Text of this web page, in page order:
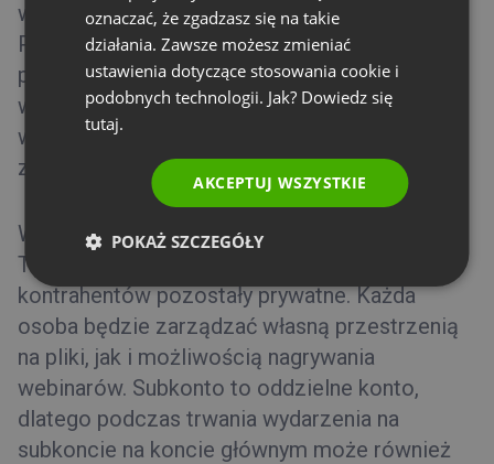
wydarzenia z poziomu Twojego konta.
Pamiętaj jednak, że ta opcja zezwala na
prowadzenie webinaru tylko jednej osobie
w tym samym czasie. Aby móc organizować
więcej wydarzeń o tej samej godzinie, rozważ
zakup dodatkuWydarzenie równoległe.
Wybierz Subkonto, jeśli chcesz, aby dane
Twoich współpracowników, pracowników lub
kontrahentów pozostały prywatne. Każda
osoba będzie zarządzać własną przestrzenią
na pliki, jak i możliwością nagrywania
webinarów. Subkonto to oddzielne konto,
dlatego podczas trwania wydarzenia na
subkoncie na koncie głównym może również
ITALIAN
oznaczać, że zgadzasz się na takie
działania. Zawsze możesz zmieniać
ustawienia dotyczące stosowania cookie i
podobnych technologii. Jak? Dowiedz się
tutaj.
AKCEPTUJ WSZYSTKIE
POKAŻ SZCZEGÓŁY